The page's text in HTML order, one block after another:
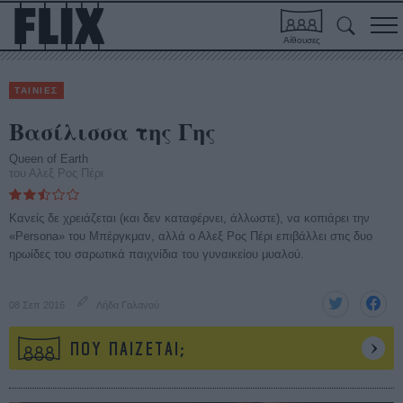
Αίθουσες
ΤΑΙΝΙΕΣ
Βασίλισσα της Γης
Queen of Earth
του Αλεξ Ρος Πέρι
Κανείς δε χρειάζεται (και δεν καταφέρνει, άλλωστε), να κοπιάρει την
«Persona» του Μπέργκμαν, αλλά ο Αλεξ Ρος Πέρι επιβάλλει στις δυο
ηρωίδες του σαρωτικά παιχνίδια του γυναικείου μυαλού.
08 Σεπ 2016 Λήδα Γαλανού
ΠΟΥ ΠΑΙΖΕΤΑΙ;